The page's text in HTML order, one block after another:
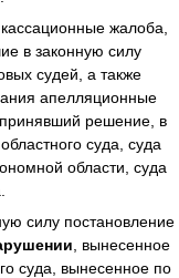
кассационные жалоба,
в законную силу
судей, а также
апелляционные
решение, в
суда, суда
области, суда
силу постановление
, вынесенное
суда, вынесенное по